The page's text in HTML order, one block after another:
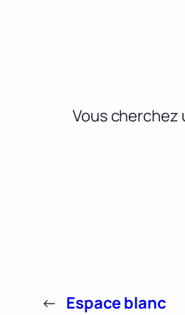
Vous cherchez
← Espace blanc